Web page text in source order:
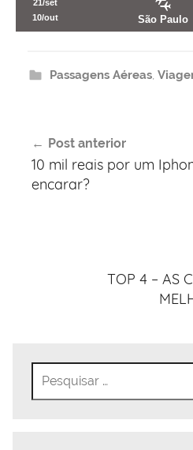
21/set
10/out
São Paulo
Passagens Aéreas,
de
Post
Post anterior
10 mil reais por um
encarar?
TOP 4 – AS